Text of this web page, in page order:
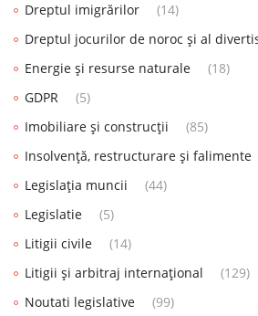
Dreptul imigrărilor
(14)
Dreptul jocurilor de noroc și al
Energie și resurse naturale
(18)
GDPR
(5)
Imobiliare și construcții
(85)
Insolvență, restructurare și falimente
Legislația muncii
(44)
Legislatie
(5)
Litigii civile
(14)
Litigii și arbitraj internațional
(129)
Noutati legislative
(99)